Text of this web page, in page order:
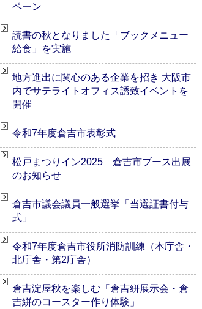
ペーン
読書の秋となりました「ブックメニュー
給食」を実施
地方進出に関心のある企業を招き 大阪市
内でサテライトオフィス誘致イベントを
開催
令和7年度倉吉市表彰式
松戸まつりイン2025 倉吉市ブース出展
のお知らせ
倉吉市議会議員一般選挙「当選証書付与
式」
令和7年度倉吉市役所消防訓練（本庁舎・
北庁舎・第2庁舎）
倉吉淀屋秋を楽しむ「倉吉絣展示会・倉
吉絣のコースター作り体験」